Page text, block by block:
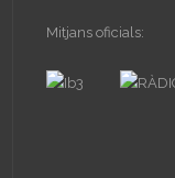
Mitjans oficials: